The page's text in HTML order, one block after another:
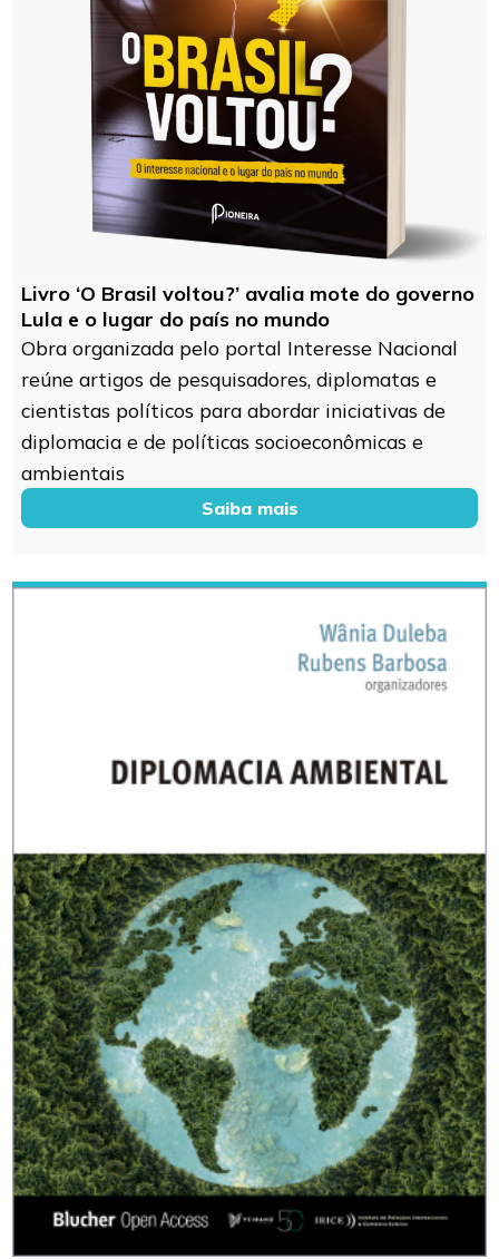
Livro ‘O Brasil voltou?’ avalia mote do governo
Lula e o lugar do país no mundo
Obra organizada pelo portal Interesse Nacional
reúne artigos de pesquisadores, diplomatas e
cientistas políticos para abordar iniciativas de
diplomacia e de políticas socioeconômicas e
ambientais
Saiba mais